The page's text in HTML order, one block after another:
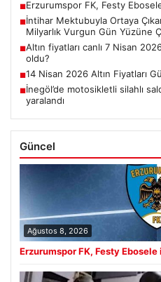
■Erzurumspor FK, Festy
■İntihar Mektubuyla Ortaya
Milyarlık Vurgun Gün Yüzüne
■Altın fiyatları canlı 7 Nisan
oldu?
■14 Nisan 2026 Altın Fiyatları
■İnegöl’de motosikletli silahlı
yaralandı
Güncel
Ağustos 8, 2026
Erzurumspor FK, Festy